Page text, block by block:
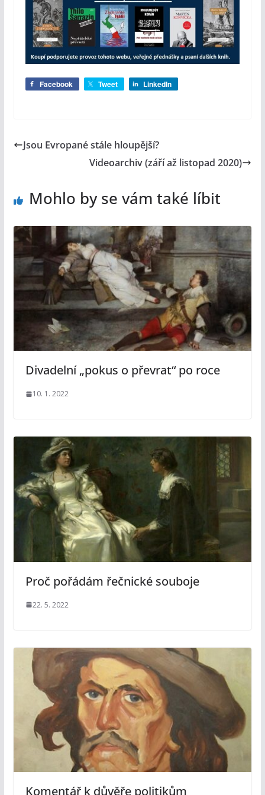
Facebook Tweet LinkedIn
Jsou Evropané stále hloupější?
Videoarchiv (září až listopad 2020)
Mohlo by se vám také líbit
Divadelní „pokus o převrat“ po roce
10. 1. 2022
Proč pořádám řečnické souboje
22. 5. 2022
Komentář k důvěře politikům